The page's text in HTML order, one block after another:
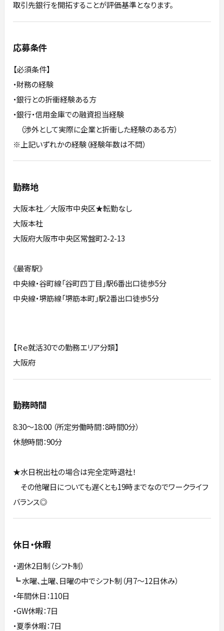
取引先銀行を開拓することが評価基準となります。
応募条件
【必須条件】
・財務の経験
・銀行との折衝経験ある方
・銀行・信用金庫での融資担当経験
（渉外として実際に企業と折衝した経験のある方）
※上記いずれかの経験（経験年数は不問）
勤務地
大阪本社／大阪市中央区★転勤なし
大阪本社
大阪府大阪市中央区常盤町2-2-13
《最寄駅》
中央線・谷町線「谷町四丁目」駅6番出口徒歩5分
中央線・堺筋線「堺筋本町」駅2番出口徒歩5分
【Ｒｅ就活30での勤務エリア分類】
大阪府
勤務時間
8:30～18:00 （所定労働時間：8時間0分）
休憩時間：90分
★水日祝出社の場合は完全定時退社！
その他曜日についても遅くとも19時までなのでワークライフ
バランス◎
休日・休暇
・週休2日制（シフト制）
┗ 水曜、土曜、日曜の中でシフト制（月7～12日休み）
・年間休日：110日
・GW休暇：7日
・夏季休暇：7日